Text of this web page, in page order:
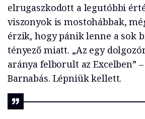
elrugaszkodott a legutóbbi
viszonyok is mostohábbak,
érzik, hogy pánik lenne a sok
tényező miatt. „Az egy
aránya felborult az Excelben”
Barnabás. Lépniük kellett.